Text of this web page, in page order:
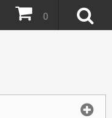
0